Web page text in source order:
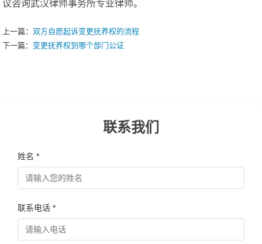
议咨询武汉律师事务所专业律师。
上一篇：双方自愿起诉变更抚养权的流程
下一篇： 变更抚养权到哪个部门公证
联系我们
姓名 *
联系电话 *